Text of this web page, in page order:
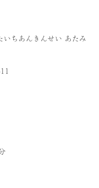
いちあんきんせい あたみ